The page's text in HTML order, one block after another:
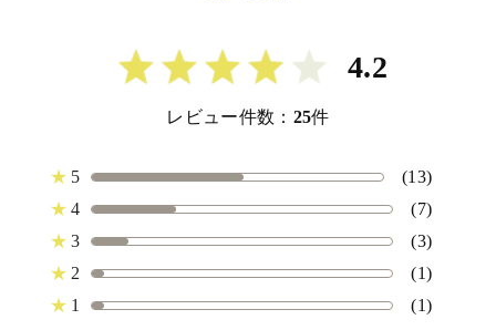
4.2
レビュー件数： 25件
★ 5
(13)
★ 4
(7)
★ 3
(3)
★ 2
(1)
★ 1 (1)